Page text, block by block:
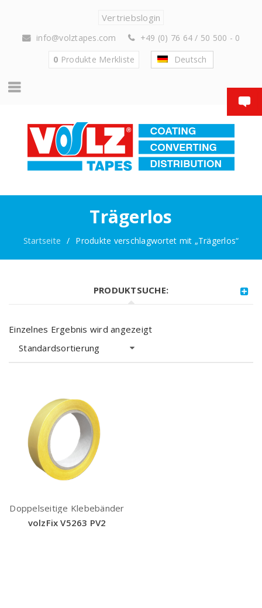
Vertriebslogin
info@volztapes.com
+49 (0) 76 64 / 50 500 - 0
0 Produkte Merkliste Deutsch
Trägerlos
Startseite / Produkte verschlagwortet mit „Trägerlos“
PRODUKTSUCHE:
Einzelnes Ergebnis wird angezeigt
Standardsortierung
Doppelseitige Klebebänder
volzFix V5263 PV2